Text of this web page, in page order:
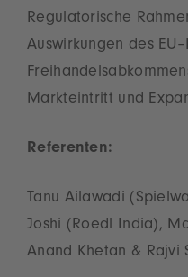
Regulatorische
Auswirkungen des
Markteintritt und
Referenten:
Tanu Ailawadi
Joshi (Roedl India),
Anand Khetan & Rajvi